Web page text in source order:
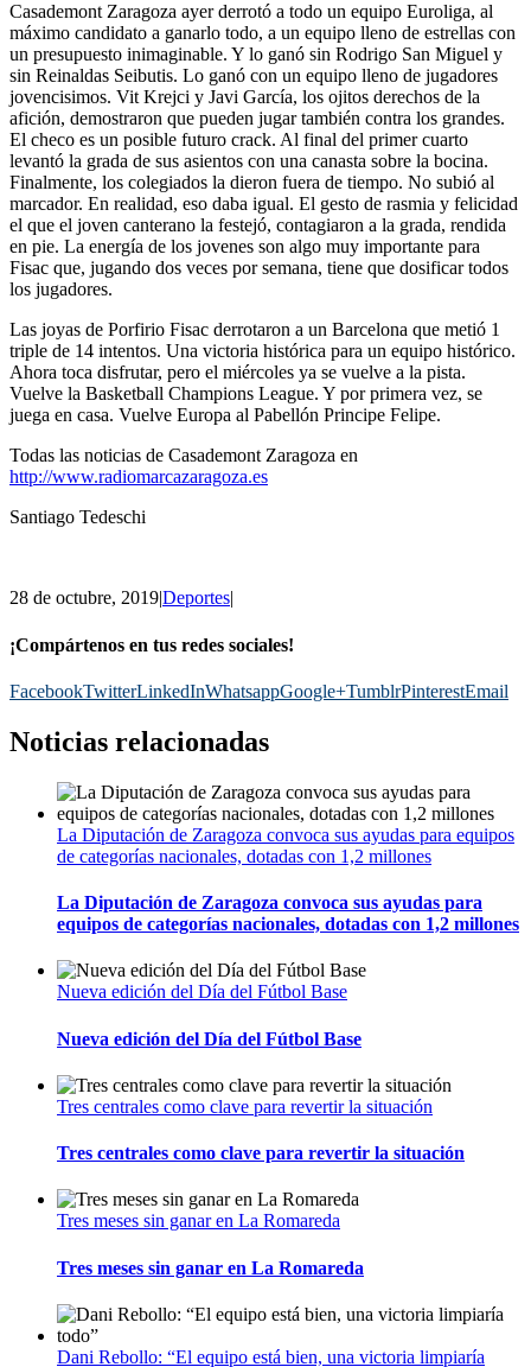
CasademontZaragoza ayer derrotó a todo un equipo Euroliga, al
máximo candidato a ganarlo todo, a un equipo lleno de estrellas con
un presupuesto inimaginable. Y lo ganó sin Rodrigo San Miguel y
sin Reinaldas Seibutis. Lo ganó con un equipo lleno de jugadores
jovencisimos. Vit Krejci y Javi García, los ojitos derechos de la
afición, demostraron que pueden jugar también contra los grandes.
El checo es un posible futuro crack. Al final del primer cuarto
levantó la grada de sus asientos con una canasta sobre la bocina.
Finalmente, los colegiados la dieron fuera de tiempo. No subió al
marcador. En realidad, eso daba igual. El gesto de rasmia y felicidad
el que el joven canterano la festejó, contagiaron a la grada, rendida
en pie. La energía de los jovenes son algo muy importante para
Fisac que, jugando dos veces por semana, tiene que dosificar todos
los jugadores.
Las joyas de Porfirio Fisac derrotaron a un Barcelona que metió 1
triple de 14 intentos. Una victoria histórica para un equipo histórico.
Ahora toca disfrutar, pero el miércoles ya se vuelve a la pista.
Vuelve la Basketball Champions League. Y por primera vez, se
juega en casa. Vuelve Europa al Pabellón Principe Felipe.
Todas las noticias de Casademont Zaragoza en
http://www.radiomarcazaragoza.es
Santiago Tedeschi
28 de octubre, 2019|Deportes|
¡Compártenos en tus redes sociales!
FacebookTwitterLinkedInWhatsappGoogle+TumblrPinterestEmail
Noticias relacionadas
La Diputación de Zaragoza convoca sus ayudas para equipos
de categorías nacionales, dotadas con 1,2 millones
La Diputación de Zaragoza convoca sus ayudas para
equipos de categorías nacionales, dotadas con 1,2 millones
Nueva edición del Día del Fútbol Base
Nueva edición del Día del Fútbol Base
Tres centrales como clave para revertir la situación
Tres centrales como clave para revertir la situación
Tres meses sin ganar en La Romareda
Tres meses sin ganar en La Romareda
Dani Rebollo: “El equipo está bien, una victoria limpiaría